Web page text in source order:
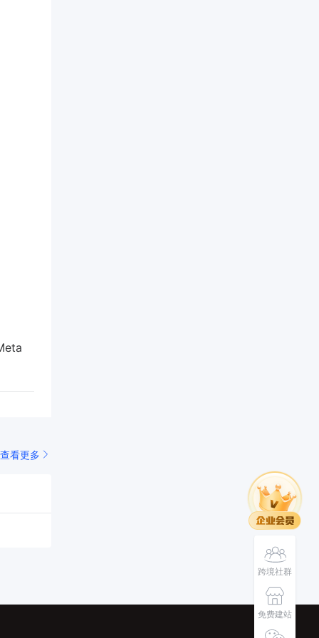
查看更多
跨境社群
免费建站